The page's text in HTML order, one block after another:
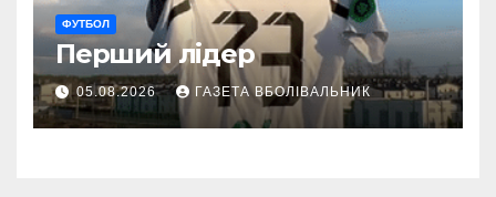
ФУТБОЛ
Перший лідер
05.08.2026 ГАЗЕТА ВБОЛІВАЛЬНИК